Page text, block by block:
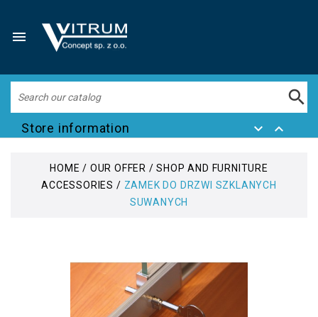


Store information  
HOME OUR OFFER
SHOP AND FURNITURE
ACCESSORIES
ZAMEK DO DRZWI SZKLANYCH
SUWANYCH